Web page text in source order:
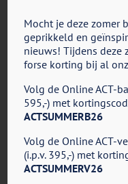
– Gezinnen: ACTief
Samen ACTief in je
het vlak van werken
een speciale
boeken geschreven
Thriving Adolescent &
Your Life for Teens.
Mocht je deze zomer
geprikkeld en
nieuws! Tijdens deze
forse korting bij al
Volg de Online ACT-
595,-) met
ACTSUMMERB26
Volg de Online ACT-
(i.p.v. 395,-) met
ACTSUMMERV26